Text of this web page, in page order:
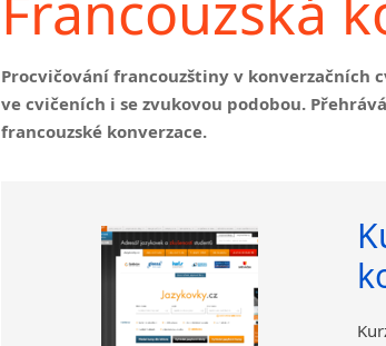
Procvičování francouzštiny v konverzačních
ve cvičeních i se zvukovou podobou.
francouzské konverzace.